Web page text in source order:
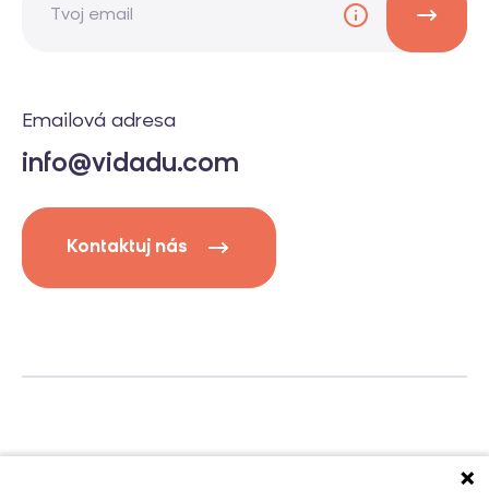
Emailová adresa
info@vidadu.com
Kontaktuj nás